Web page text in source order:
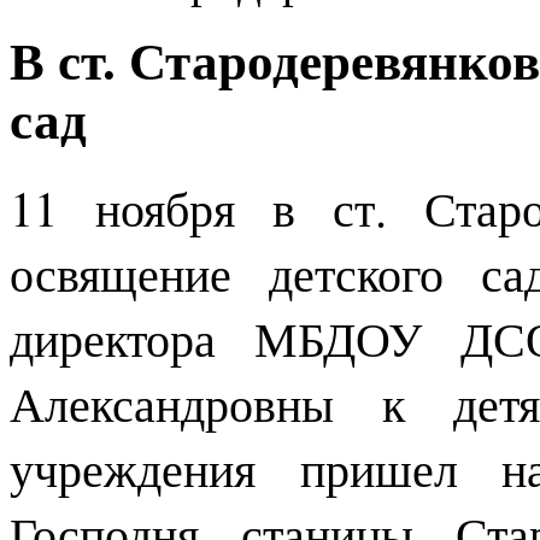
В ст.
сад
11 ноября в ст.
освящение
директора МБДОУ
Александровны к
учреждения пришел